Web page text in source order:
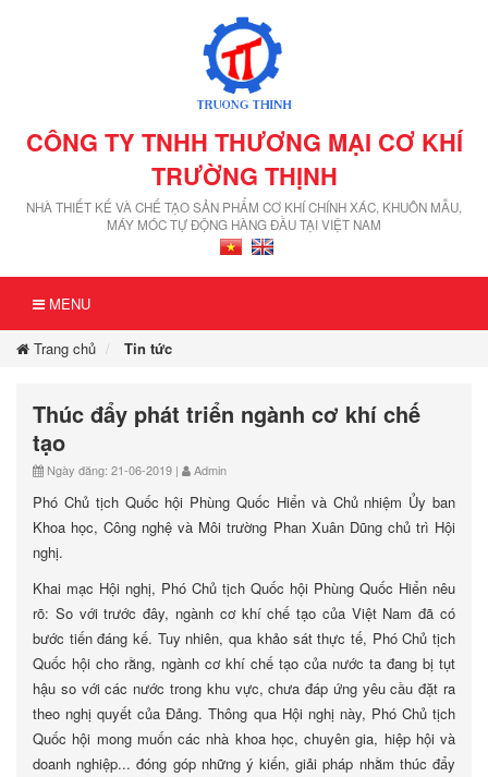
CÔNG TY TNHH THƯƠNG MẠI CƠ KHÍ
TRƯỜNG THỊNH
NHÀ THIẾT KẾ VÀ CHẾ TẠO SẢN PHẨM CƠ KHÍ CHÍNH XÁC, KHUÔN MẪU,
MÁY MÓC TỰ ĐỘNG HÀNG ĐẦU TẠI VIỆT NAM
MENU
Trang chủ Tin tức
Thúc đẩy phát triển ngành cơ khí chế
tạo
Ngày đăng: 21-06-2019 | Admin
Phó Chủ tịch Quốc hội Phùng Quốc Hiển và Chủ nhiệm Ủy ban
Khoa học, Công nghệ và Môi trường Phan Xuân Dũng chủ trì Hội
nghị.
Khai mạc Hội nghị, Phó Chủ tịch Quốc hội Phùng Quốc Hiển nêu
rõ: So với trước đây, ngành cơ khí chế tạo của Việt Nam đã có
bước tiến đáng kế. Tuy nhiên, qua khảo sát thực tế, Phó Chủ tịch
Quốc hội cho rằng, ngành cơ khí chế tạo của nước ta đang bị tụt
hậu so với các nước trong khu vực, chưa đáp ứng yêu cầu đặt ra
theo nghị quyết của Đảng. Thông qua Hội nghị này, Phó Chủ tịch
Quốc hội mong muốn các nhà khoa học, chuyên gia, hiệp hội và
doanh nghiệp... đóng góp những ý kiến, giải pháp nhằm thúc đẩy